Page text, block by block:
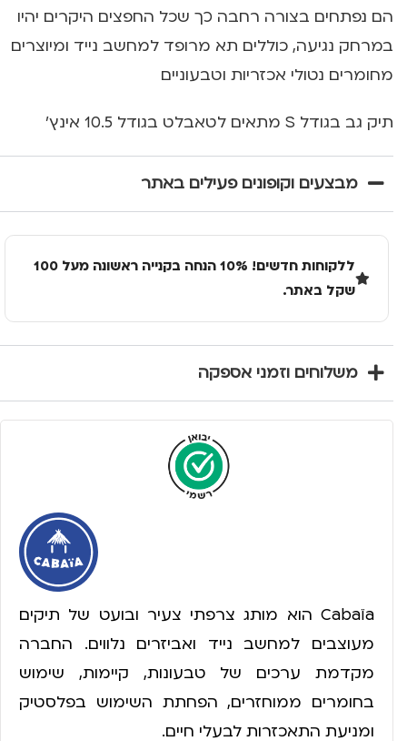
הם נפתחים בצורה רחבה כך שכל החפצים היקרים יהיו
במרחק נגיעה, כוללים תא מרופד למחשב נייד ומיוצרים
מחומרים נטולי אכזריות וטבעוניים
תיק גב בגודל S מתאים לטאבלט בגודל 10.5 אינץ'
מבצעים וקופונים פעילים באתר
ללקוחות חדשים! 10% הנחה בקנייה ראשונה מעל 100
שקל באתר.
משלוחים וזמני אספקה
Cabaïa הוא מותג צרפתי צעיר ובועט של תיקים
מעוצבים למחשב נייד ואביזרים נלווים. החברה
מקדמת ערכים של טבעונות, קיימות, שימוש
בחומרים ממוחזרים, הפחתת השימוש בפלסטיק
ומניעת התאכזרות לבעלי חיים.